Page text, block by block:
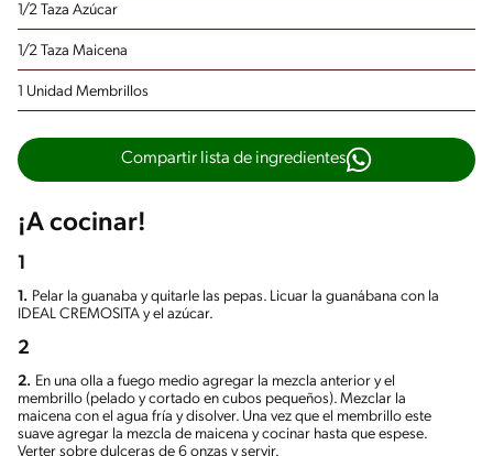
1/2 Taza Azúcar
1/2 Taza Maicena
1 Unidad Membrillos
Compartir lista de ingredientes
¡A cocinar!
1
1. Pelar la guanaba y quitarle las pepas. Licuar la guanábana con la
IDEAL CREMOSITA y el azúcar.
2
2. En una olla a fuego medio agregar la mezcla anterior y el
membrillo (pelado y cortado en cubos pequeños). Mezclar la
maicena con el agua fría y disolver. Una vez que el membrillo este
suave agregar la mezcla de maicena y cocinar hasta que espese.
Verter sobre dulceras de 6 onzas y servir.